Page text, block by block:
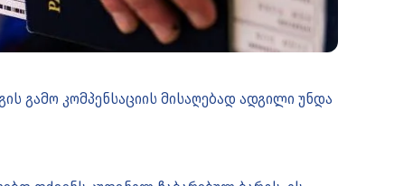
გამო კომპენსაციის მისაღებად ადგილი უნდა